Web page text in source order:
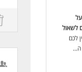
לשאול
לכם